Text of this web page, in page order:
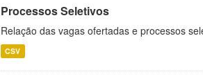
Processos Seletivos
Relação das vagas ofertadas e processos
CSV